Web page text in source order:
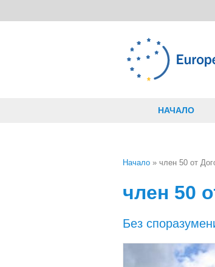
НАЧАЛО
Начало » член 50 от
член 50
Без